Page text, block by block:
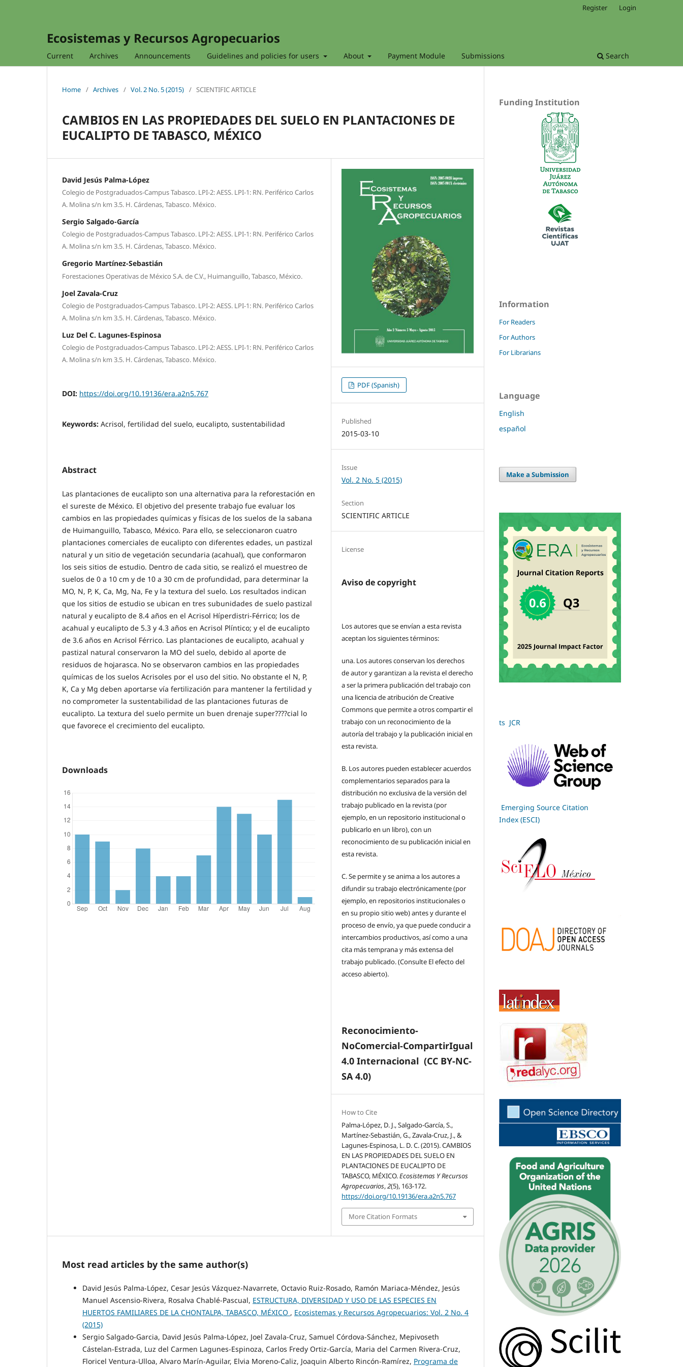
Ecosistemas y Recursos Agropecuarios
Current Archives Announcements Guidelines and policies for users About Payment Module Submissions Search
Register Login
Home / Archives / Vol. 2 No. 5 (2015) / SCIENTIFIC ARTICLE
CAMBIOS EN LAS PROPIEDADES DEL SUELO EN PLANTACIONES DE
EUCALIPTO DE TABASCO, MÉXICO
David Jesús Palma-López
Colegio de Postgraduados-Campus Tabasco. LPI-2: AESS. LPI-1: RN. Periférico Carlos
A. Molina s/n km 3.5. H. Cárdenas, Tabasco. México.
Sergio Salgado-García
Colegio de Postgraduados-Campus Tabasco. LPI-2: AESS. LPI-1: RN. Periférico Carlos
A. Molina s/n km 3.5. H. Cárdenas, Tabasco. México.
Gregorio Martínez-Sebastián
Forestaciones Operativas de México S.A. de C.V., Huimanguillo, Tabasco, México.
Joel Zavala-Cruz
Colegio de Postgraduados-Campus Tabasco. LPI-2: AESS. LPI-1: RN. Periférico Carlos
A. Molina s/n km 3.5. H. Cárdenas, Tabasco. México.
Luz Del C. Lagunes-Espinosa
Colegio de Postgraduados-Campus Tabasco. LPI-2: AESS. LPI-1: RN. Periférico Carlos
A. Molina s/n km 3.5. H. Cárdenas, Tabasco. México.
DOI: https://doi.org/10.19136/era.a2n5.767
Keywords: Acrisol, fertilidad del suelo, eucalipto, sustentabilidad
Abstract
Las plantaciones de eucalipto son una alternativa para la reforestación en
el sureste de México. El objetivo del presente trabajo fue evaluar los
cambios en las propiedades químicas y físicas de los suelos de la sabana
de Huimanguillo, Tabasco, México. Para ello, se seleccionaron cuatro
plantaciones comerciales de eucalipto con diferentes edades, un pastizal
natural y un sitio de vegetación secundaria (acahual), que conformaron
los seis sitios de estudio. Dentro de cada sitio, se realizó el muestreo de
suelos de 0 a 10 cm y de 10 a 30 cm de profundidad, para determinar la
MO, N, P, K, Ca, Mg, Na, Fe y la textura del suelo. Los resultados indican
que los sitios de estudio se ubican en tres subunidades de suelo pastizal
natural y eucalipto de 8.4 años en el Acrisol Híperdistri-Férrico; los de
acahual y eucalipto de 5.3 y 4.3 años en Acrisol Plíntico; y el de eucalipto
de 3.6 años en Acrisol Férrico. Las plantaciones de eucalipto, acahual y
pastizal natural conservaron la MO del suelo, debido al aporte de
residuos de hojarasca. No se observaron cambios en las propiedades
químicas de los suelos Acrisoles por el uso del sitio. No obstante el N, P,
K, Ca y Mg deben aportarse vía fertilización para mantener la fertilidad y
no comprometer la sustentabilidad de las plantaciones futuras de
eucalipto. La textura del suelo permite un buen drenaje super????cial lo
que favorece el crecimiento del eucalipto.
Downloads
PDF (Spanish)
Published
2015-03-10
Issue
Vol. 2 No. 5 (2015)
Section
SCIENTIFIC ARTICLE
License
Aviso de copyright
Los autores que se envían a esta revista
aceptan los siguientes términos:
una. Los autores conservan los derechos
de autor y garantizan a la revista el derecho
a ser la primera publicación del trabajo con
una licencia de atribución de Creative
Commons que permite a otros compartir el
trabajo con un reconocimiento de la
autoría del trabajo y la publicación inicial en
esta revista.
B. Los autores pueden establecer acuerdos
complementarios separados para la
distribución no exclusiva de la versión del
trabajo publicado en la revista (por
ejemplo, en un repositorio institucional o
publicarlo en un libro), con un
reconocimiento de su publicación inicial en
esta revista.
C.Se permite y se anima a los autores a
difundir su trabajo electrónicamente (por
ejemplo, en repositorios institucionales o
en su propio sitio web) antes y durante el
proceso de envío, ya que puede conducir a
intercambios productivos, así como a una
cita más temprana y más extensa del
trabajo publicado. (Consulte El efecto del
acceso abierto).
Reconocimiento-
NoComercial-CompartirIgual
4.0 Internacional (CC BY-NC-
SA 4.0)
How to Cite
Palma-López, D. J., Salgado-García, S.,
Martínez-Sebastián, G., Zavala-Cruz, J., &
Lagunes-Espinosa, L. D. C. (2015). CAMBIOS
EN LAS PROPIEDADES DEL SUELO EN
PLANTACIONES DE EUCALIPTO DE
TABASCO, MÉXICO.Ecosistemas Y Recursos
Agropecuarios,2(5), 163-172.
https://doi.org/10.19136/era.a2n5.767
More Citation Formats
Most read articles by the same author(s)
David Jesús Palma-López, Cesar Jesús Vázquez-Navarrete, Octavio Ruiz-Rosado, Ramón Mariaca-Méndez, Jesús
Manuel Ascensio-Rivera, Rosalva Chablé-Pascual, ESTRUCTURA, DIVERSIDAD Y USO DE LAS ESPECIES EN
HUERTOS FAMILIARES DE LA CHONTALPA, TABASCO, MÉXICO , Ecosistemas y Recursos Agropecuarios: Vol. 2 No. 4
(2015)
Sergio Salgado-Garcia, David Jesús Palma-López, Joel Zavala-Cruz, Samuel Córdova-Sánchez, Mepivoseth
Cástelan-Estrada, Luz del Carmen Lagunes-Espinoza, Carlos Fredy Ortiz-García, Maria del Carmen Rivera-Cruz,
Floricel Ventura-Ulloa, Alvaro Marín-Aguilar, Elvia Moreno-Caliz, Joaquin Alberto Rincón-Ramírez, Programa de
Funding Institution
Information
For Readers
For Authors
For Librarians
Language
English
español
Make a Submission
ts JCR
Emerging Source Citation
Index (ESCI)